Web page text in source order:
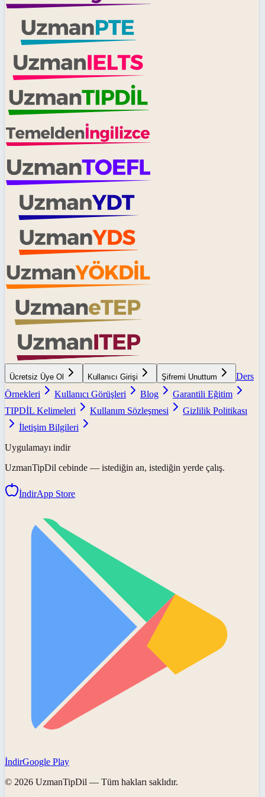
Ücretsiz Üye Ol Kullanıcı Girişi Şifremi Unuttum
Ders
Örnekleri
Kullanıcı Görüşleri Blog
Garantili Eğitim
TIPDİL Kelimeleri
Kullanım Sözleşmesi
Gizlilik Politikası
İletişim Bilgileri
Uygulamayı indir
UzmanTipDil cebinde — istediğin an, istediğin yerde çalış.
İndirApp Store
İndirGoogle Play
© 2026 UzmanTipDil — Tüm hakları saklıdır.